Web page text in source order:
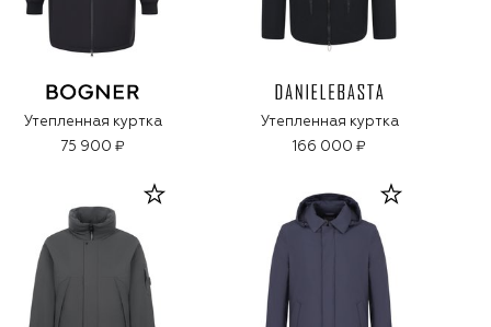
Утепленная куртка
75 900 ₽
Утепленная куртка
166 000 ₽